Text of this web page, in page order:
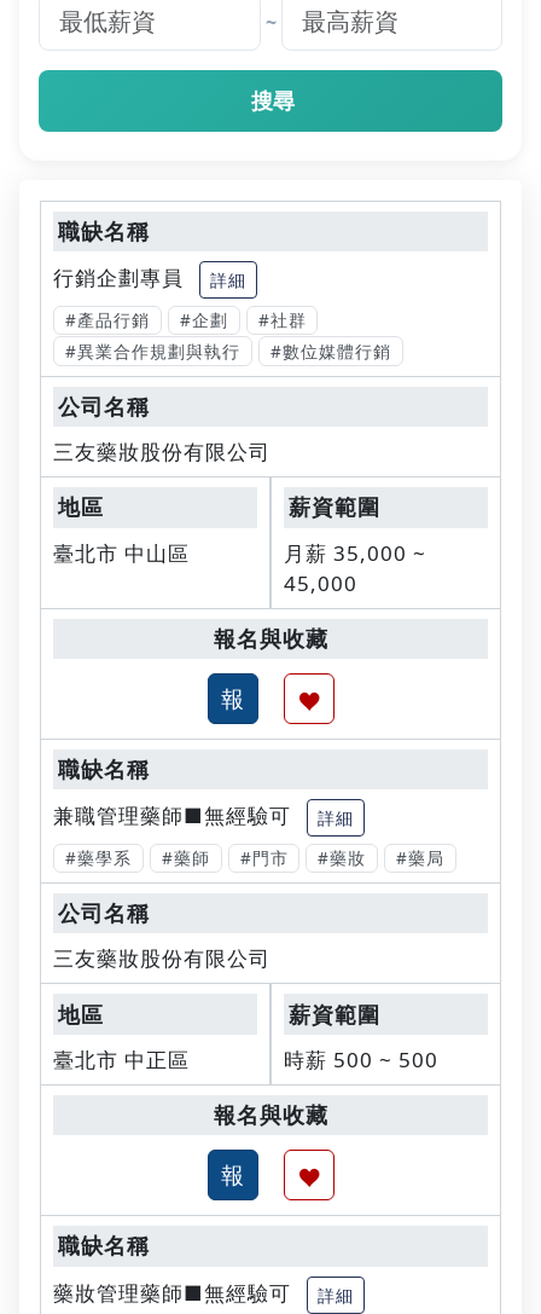
~
搜尋
行銷企劃專員
詳細
#產品行銷
#企劃
#社群
#異業合作規劃與執行
#數位媒體行銷
三友藥妝股份有限公司
臺北市 中山區
月薪 35,000 ~
45,000
兼職管理藥師■無經驗可
詳細
#藥學系
#藥師 #門市 #藥妝 #藥局
三友藥妝股份有限公司
臺北市 中正區 時薪 500 ~ 500
藥妝管理藥師■無經驗可
詳細